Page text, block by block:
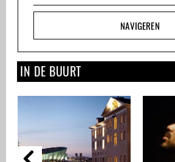
NAVIGEREN
IN DE BUURT